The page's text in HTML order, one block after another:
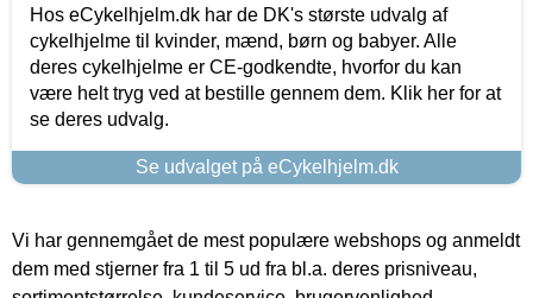
Hos eCykelhjelm.dk har de DK's største udvalg af
cykelhjelme til kvinder, mænd, børn og babyer. Alle
deres cykelhjelme er CE-godkendte, hvorfor du kan
være helt tryg ved at bestille gennem dem. Klik her for at
se deres udvalg.
Se udvalget på eCykelhjelm.dk
Vi har gennemgået de mest populære webshops og anmeldt
dem med stjerner fra 1 til 5 ud fra bl.a. deres prisniveau,